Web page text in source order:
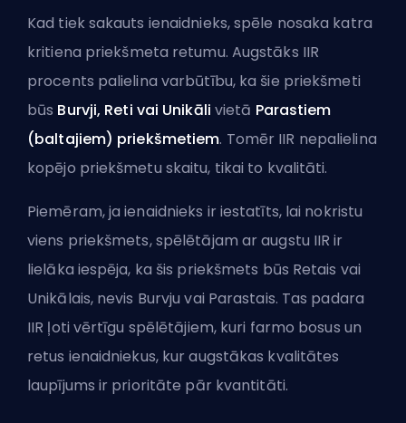
Kad tiek sakauts ienaidnieks, spēle nosaka katra
kritiena priekšmeta retumu. Augstāks IIR
procents palielina varbūtību, ka šie priekšmeti
būs Burvji, Reti vai Unikāli vietā Parastiem
(baltajiem) priekšmetiem. Tomēr IIR nepalielina
kopējo priekšmetu skaitu, tikai to kvalitāti.
Piemēram, ja ienaidnieks ir iestatīts, lai nokristu
viens priekšmets, spēlētājam ar augstu IIR ir
lielāka iespēja, ka šis priekšmets būs Retais vai
Unikālais, nevis Burvju vai Parastais. Tas padara
IIR ļoti vērtīgu spēlētājiem, kuri farmo bosus un
retus ienaidniekus, kur augstākas kvalitātes
laupījums ir prioritāte pār kvantitāti.